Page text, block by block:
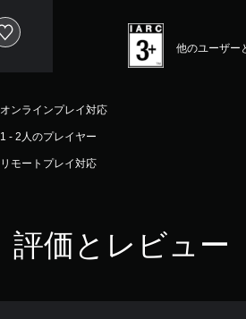
他のユーザー
オンラインプレイ対応
1 - 2人のプレイヤー
リモートプレイ対応
評価とレビュー